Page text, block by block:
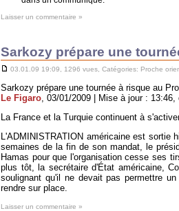
Laisser un commentaire »
Sarkozy prépare une
03.01.09 19:09, 1296 vues, Catégories: Proche
Sarkozy prépare une tournée à risque au
Le Figaro , 03/01/2009 | Mise à jour : 13:46,
La France et la Turquie continuent à
L'ADMINISTRATION américaine est sortie
semaines de la fin de son mandat, le
Hamas pour que l'organisation cesse ses
plus tôt, la secrétaire d'État américaine,
soulignant qu'il ne devait pas permettre
rendre sur place.
Laisser un commentaire »